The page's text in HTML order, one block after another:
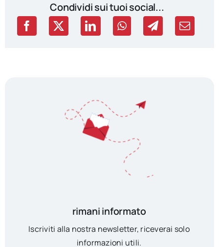
Condividi sui tuoi social...
rimani informato
Iscriviti alla nostra newsletter, riceverai solo
informazioni utili.